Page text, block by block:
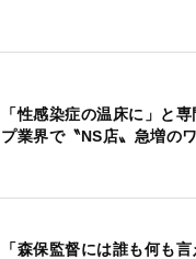
「性感染症の温床に」と
プ業界で〝NS店〟急増の
「森保監督には誰も何も